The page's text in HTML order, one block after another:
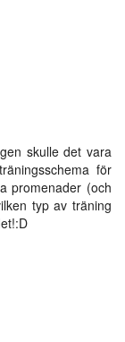
skulle det vara
för
promenader (och
typ av träning